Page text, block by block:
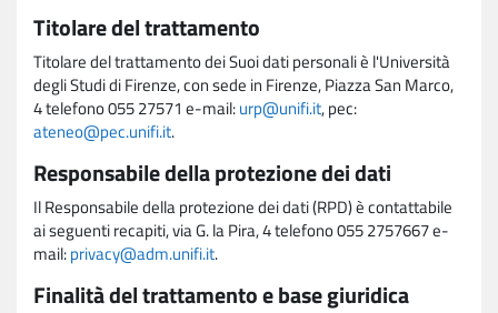
Titolare del trattamento
Titolare del trattamento dei Suoi dati personali è l'Università
degli Studi di Firenze, con sede in Firenze, Piazza San Marco,
4 telefono 055 27571 e-mail:urp@unifi.it, pec:
ateneo@pec.unifi.it.
Responsabile della protezione dei dati
Il Responsabile della protezione dei dati (RPD) è contattabile
ai seguenti recapiti, via G. la Pira, 4 telefono 055 2757667 e-
mail:privacy@adm.unifi.it.
Finalità del trattamento e base giuridica